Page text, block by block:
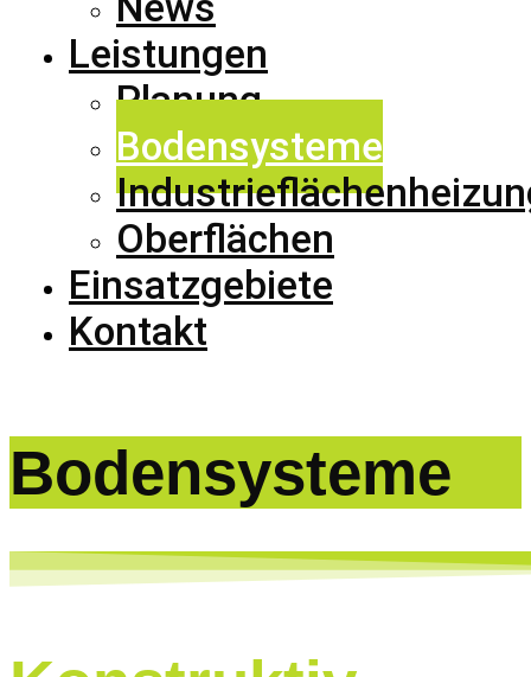
Leistungen
Planung
Bodensysteme
Oberflächen
Einsatzgebiete
Kontakt
Bodensysteme